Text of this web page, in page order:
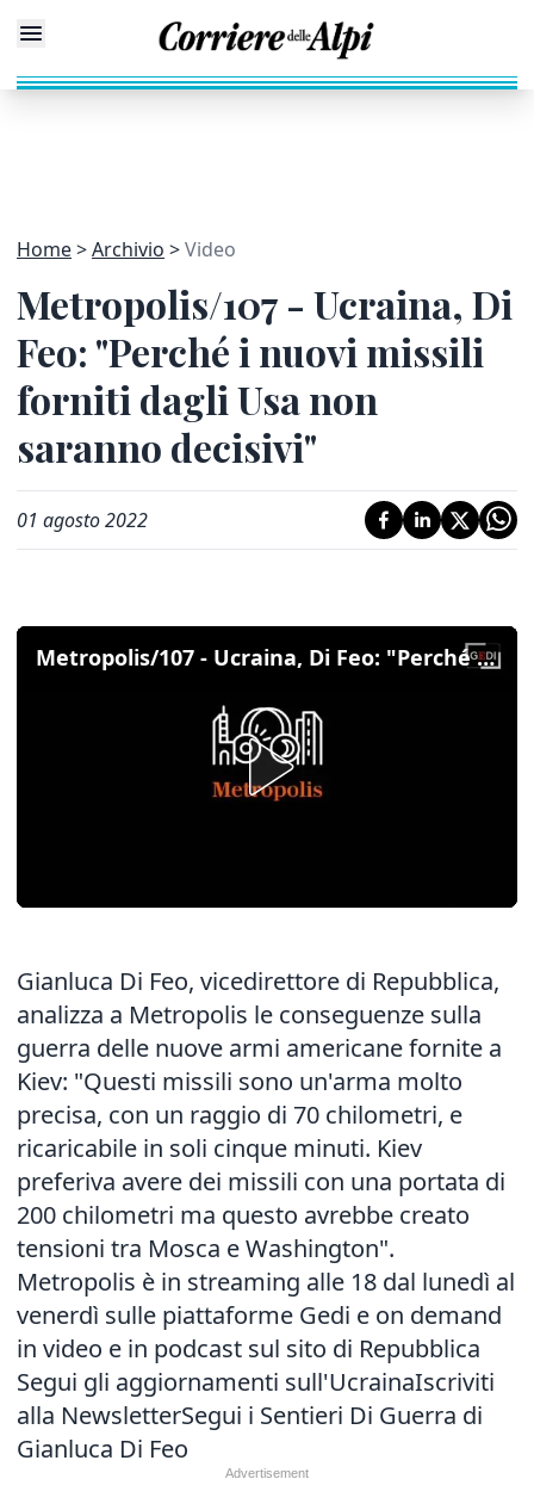
Home Archivio Video
Metropolis/107 - Ucraina, Di
Feo: "Perché i nuovi missili
forniti dagli Usa non
saranno decisivi"
01 agosto 2022
Metropolis/107 - Ucraina, Di Feo: "Perché i nuovi missili forniti dagli Usa non saranno decisivi"
Gianluca Di Feo, vicedirettore di Repubblica,
analizza a Metropolis le conseguenze sulla
guerra delle nuove armi americane fornite a
Kiev: "Questi missili sono un'arma molto
precisa, con un raggio di 70 chilometri, e
ricaricabile in soli cinque minuti. Kiev
preferiva avere dei missili con una portata di
200 chilometri ma questo avrebbe creato
tensioni tra Mosca e Washington".
Metropolis è in streaming alle 18 dal lunedì al
venerdì sulle piattaforme Gedi e on demand
in video e in podcast sul sito di Repubblica
Segui gli aggiornamenti sull'UcrainaIscriviti
alla NewsletterSegui i Sentieri Di Guerra di
Gianluca Di Feo